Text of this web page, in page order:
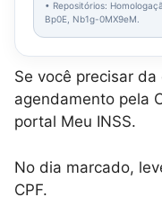
• Repositórios:
Bp0E, Nb1g-0MX9eM.
Se você precisar
agendamento pela
portal Meu INSS.
No dia marcado,
CPF.